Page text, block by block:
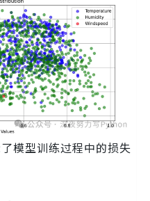
模型训练过程中的损失